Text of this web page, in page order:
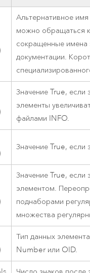
Альтернативное
можно обращаться
сокращенные имена
документации.
Значение True, если
элементы
файлами INFO.
Значение True, если
Значение True, если
элементом.
поднаборами
множества
Тип данных
Number или OID.